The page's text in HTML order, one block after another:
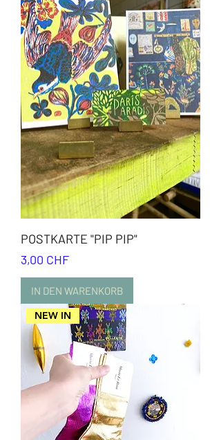
POSTKARTE "PIP PIP"
Preis
3,00 CHF
IN DEN WARENKORB
NEW IN